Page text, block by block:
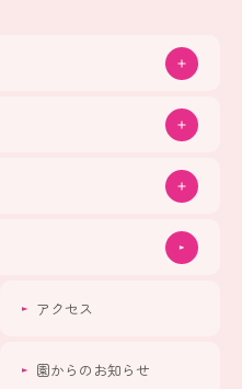
アクセス
園からのお知らせ